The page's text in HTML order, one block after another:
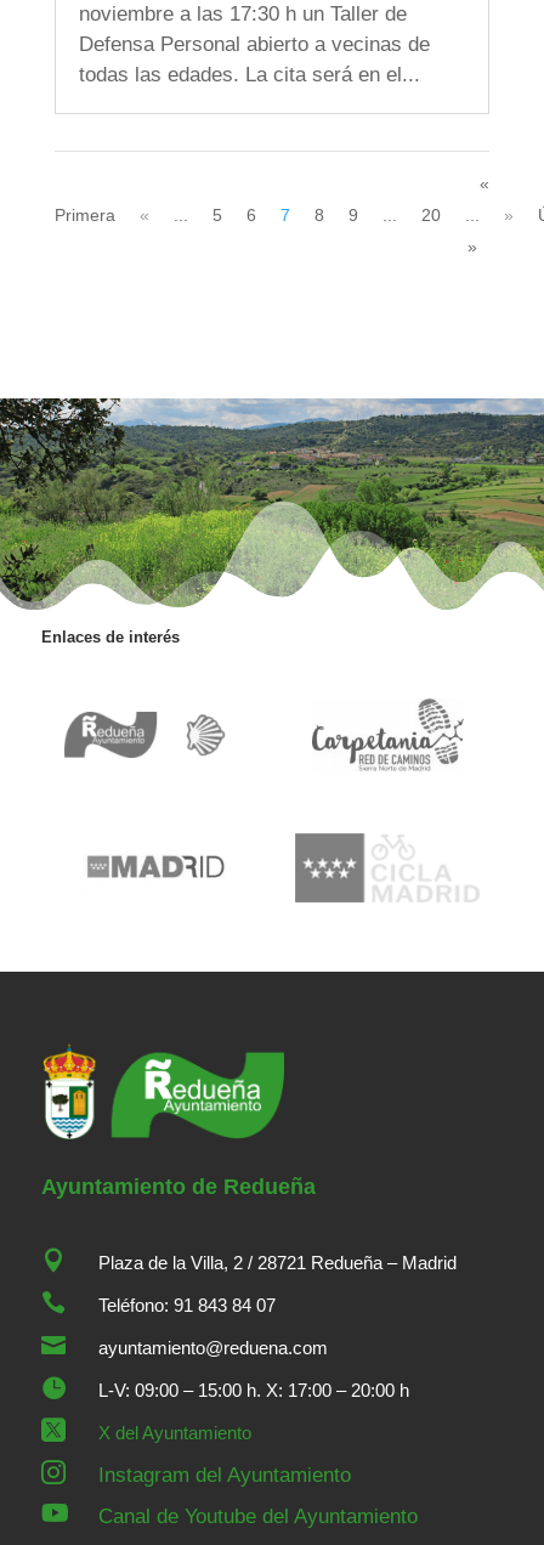
noviembre a las 17:30 h un Taller de
Defensa Personal abierto a vecinas de
todas las edades. La cita será en el...
«
Primera
« 5 6 7 8 9 20 »
»
Enlaces de interés
Ayuntamiento de Redueña
 Plaza de la Villa, 2 / 28721 Redueña – Madrid
 Teléfono: 91 843 84 07
 ayuntamiento@reduena.com
 L-V: 09:00 – 15:00 h. X: 17:00 – 20:00 h
 X del Ayuntamiento
 Instagram del Ayuntamiento
 Canal de Youtube del Ayuntamiento